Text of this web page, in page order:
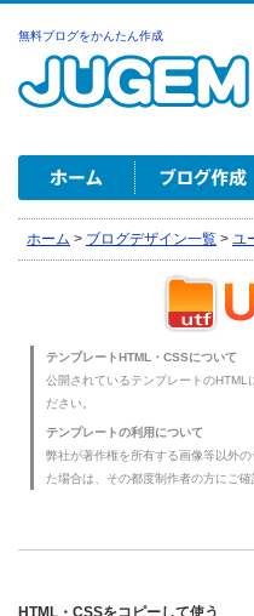
無料ブログをかんたん作成
ホーム > ブログデザイン一覧 > ユ
テンプレートHTML・CSSについて
公開されているテンプレートの
ださい。
テンプレートの利用について
弊社が著作権を所有する画像等以外
た場合は、その都度制作者の方にご確
HTML・CSSをコピーして使う